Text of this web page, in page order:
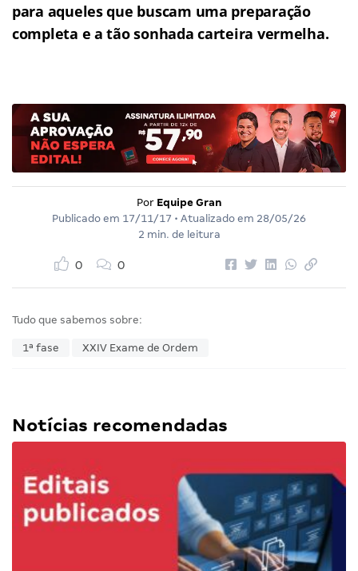
para aqueles que buscam uma preparação
completa e a tão sonhada carteira vermelha.
Por Equipe Gran
Publicado em 17/11/17 • Atualizado em 28/05/26
2 min. de leitura
0 0
Tudo que sabemos sobre:
1ª fase XXIV Exame de Ordem
Notícias recomendadas